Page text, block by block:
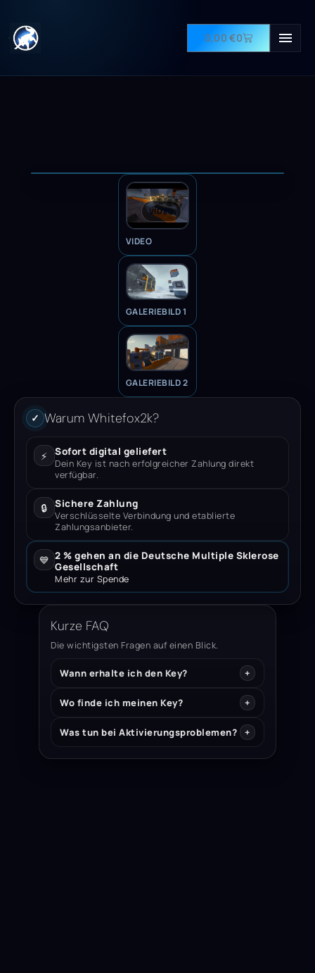
0,00€0
VIDEO
VIDEO
GALERIEBILD 1
GALERIEBILD 2
✓ Warum Whitefox2k?
⚡ Sofort digital geliefert
Dein Key ist nach erfolgreicher Zahlung direkt
verfügbar.
🔒 Sichere Zahlung
Verschlüsselte Verbindung und etablierte
Zahlungsanbieter.
💙 2 % gehen an die Deutsche Multiple Sklerose
Gesellschaft
Mehr zur Spende
Kurze FAQ
Die wichtigsten Fragen auf einen Blick.
Wann erhalte ich den Key?
Wo finde ich meinen Key?
Was tun bei Aktivierungsproblemen?